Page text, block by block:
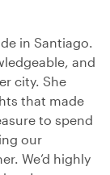
in Santiago.
and
city. She
that made
to spend
our
We’d highly